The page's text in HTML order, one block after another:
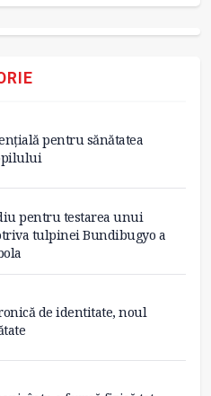
pentru sănătatea
pentru testarea unui
tulpinei Bundibugyo a
de identitate, noul